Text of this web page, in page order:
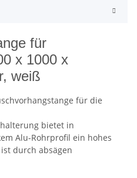
für
x 1000 x
weiß
für die
bietet in
Alu-Rohrprofil ein hohes
durch absägen